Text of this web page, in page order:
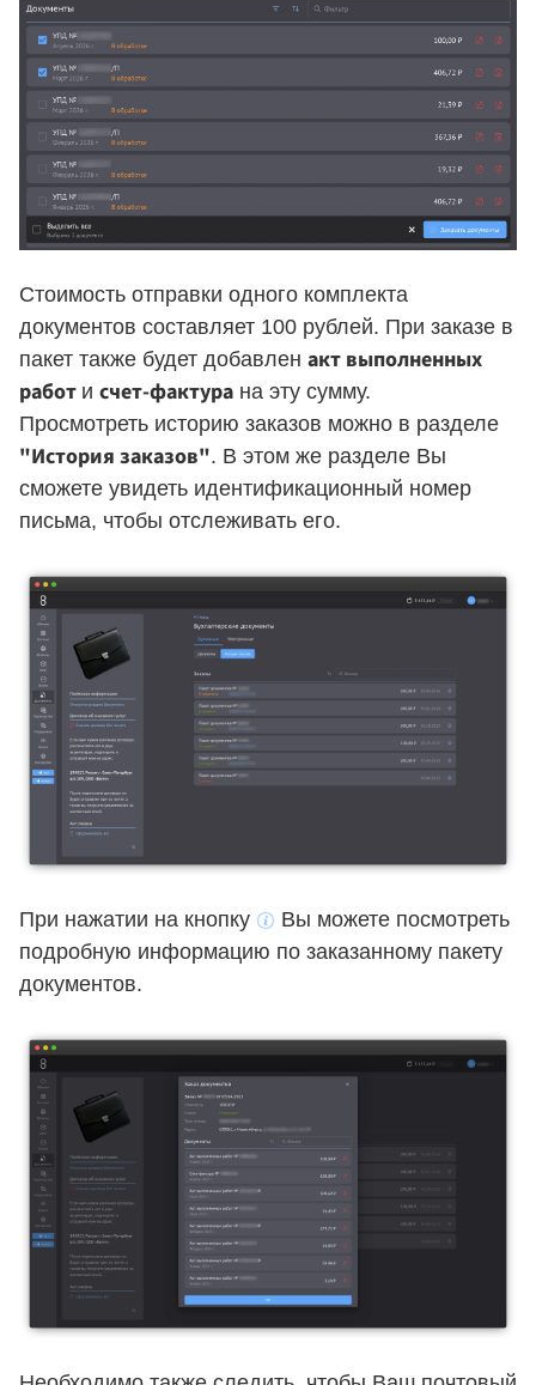
Стоимость отправки одного комплекта
документов составляет 100 рублей. При заказе в
пакет также будет добавлен акт выполненных
работ и счет-фактура на эту сумму.
Просмотреть историю заказов можно в разделе
"История заказов". В этом же разделе Вы
сможете увидеть идентификационный номер
письма, чтобы отслеживать его.
При нажатии на кнопку
Вы можете посмотреть
подробную информацию по заказанному пакету
документов.